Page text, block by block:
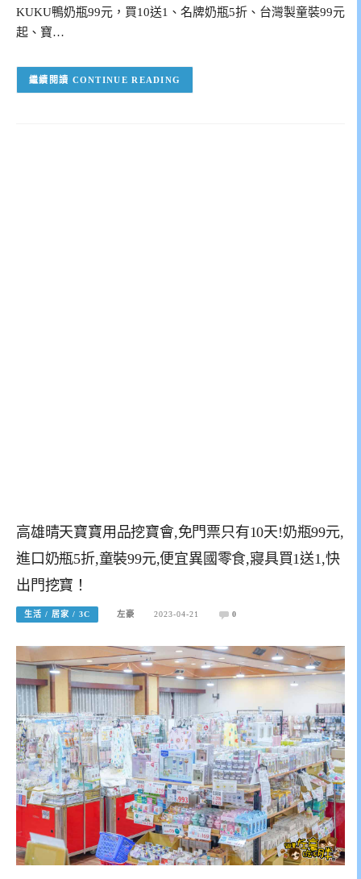
KUKU鴨奶瓶99元，買10送1、名牌奶瓶5折、台灣製童裝99元
起、寶…
CONTINUE READING
高雄晴天寶寶用品挖寶會,免門票只有10天!奶瓶99元,
進口奶瓶5折,童裝99元,便宜異國零食,寢具買1送1,快
出門挖寶！
生活 / 居家 / 3C 左豪 2023-04-21 0